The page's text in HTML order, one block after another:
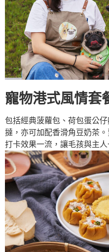
寵物港式風情套
包括經典菠蘿包、荷包蛋公
撻，亦可加配香滑角豆奶茶
打卡效果一流，讓毛孩與主